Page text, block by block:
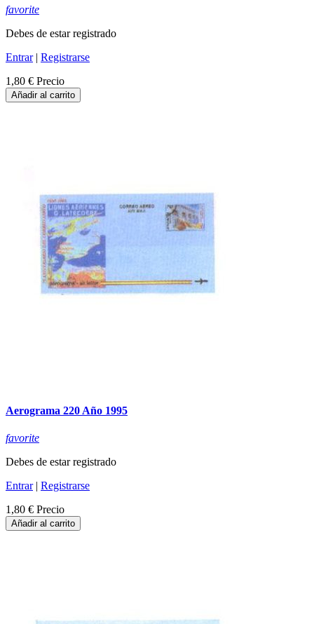
favorite
Debes de estar registrado
Entrar| Registrarse
1,80 € Precio
Añadir al carrito
Aerograma 220 Año 1995
favorite
Debes de estar registrado
Entrar| Registrarse
1,80 € Precio
Añadir al carrito